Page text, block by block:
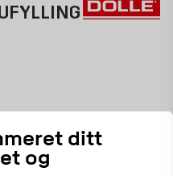
ditt
oger en enkel
stringente design